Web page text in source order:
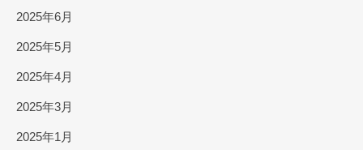
2025年6月
2025年5月
2025年4月
2025年3月
2025年1月